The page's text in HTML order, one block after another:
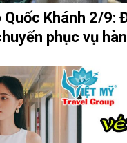
Quốc Khánh 2/9:
phục vụ